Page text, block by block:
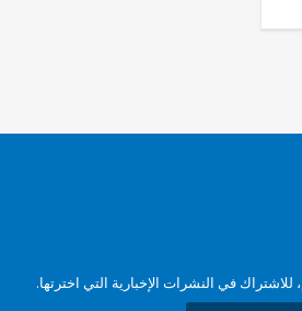
في النشرات الإخبارية التي اخترتها.